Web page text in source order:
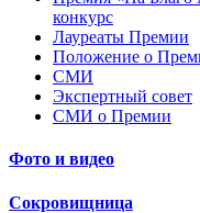
конкурс
Лауреаты Премии
Положение о
СМИ
Экспертный совет
СМИ о Премии
Фото и видео
Сокровищница